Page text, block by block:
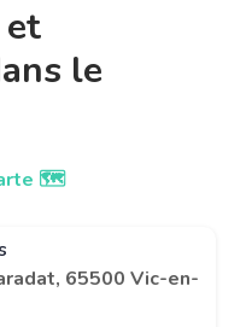
le
🗺️
65500 Vic-en-